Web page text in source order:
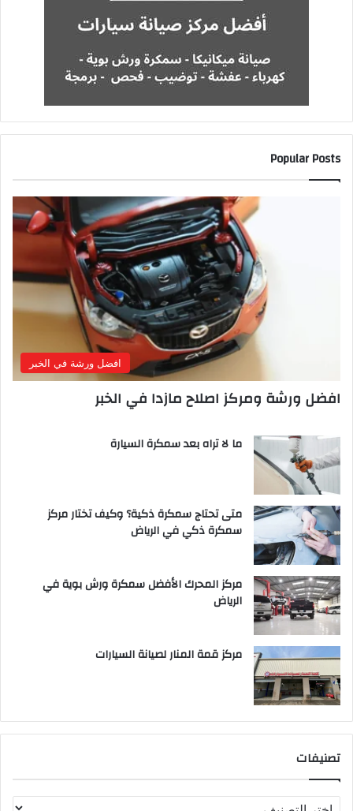
Popular Posts
افضل ورشة في الخبر
افضل ورشة ومركز اصلاح مازدا في الخبر
ما لا تراه بعد سمكرة السيارة
متى تحتاج سمكرة ذكية؟ وكيف تختار مركز
سمكرة ذكي في الرياض
مركز المحرك الأفضل سمكرة ورش بوية في
الرياض
مركز قمة المنار لصيانة السيارات
تصنيفات